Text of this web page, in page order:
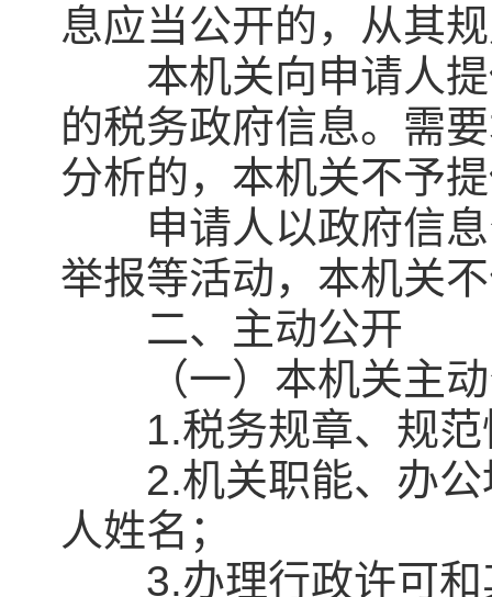
息应当公开的，从其
本机关向申请人提
的税务政府信息。需
分析的，本机关不予
申请人以政府信息
举报等活动，本机关
二、主动公开
（一）本机关主动
1.税务规章、规范
2.机关职能、办公
人姓名；
3.办理行政许可和